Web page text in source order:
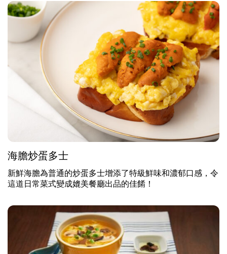
海膽炒蛋多士
新鮮海膽為普通的炒蛋多士增添了特級鮮味和濃郁口感，令
這道日常菜式變成媲美餐廳出品的佳餚！